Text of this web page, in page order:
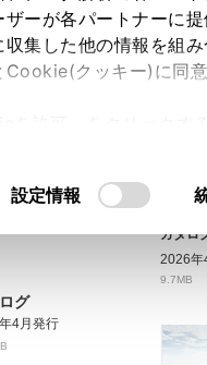
ザーが各パートナーに
収集した他の情報を組
クッキー)に同意
い。
設定情報
ます。
グ
4月発行
カタロ
2026年
9.7MB